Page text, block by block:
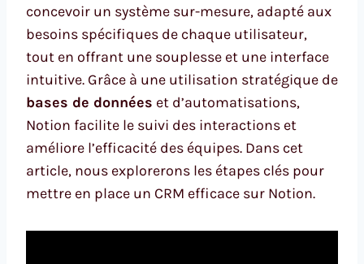
concevoir un système sur-mesure, adapté aux
besoins spécifiques de chaque utilisateur,
tout en offrant une souplesse et une interface
intuitive. Grâce à une utilisation stratégique de
bases de données et d’automatisations,
Notion facilite le suivi des interactions et
améliore l’efficacité des équipes. Dans cet
article, nous explorerons les étapes clés pour
mettre en place un CRM efficace sur Notion.